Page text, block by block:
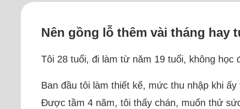
Nên gồng lỗ thêm vài tháng hay
Tôi 28 tuổi, đi làm từ năm 19 tuổi, không học
Ban đầu tôi làm thiết kế, mức thu nhập khi
Được tầm 4 năm, tôi thấy chán, muốn thử